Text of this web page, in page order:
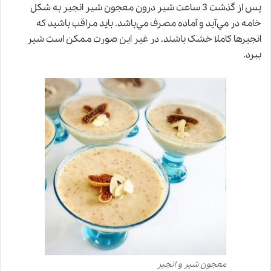
پس از گذشت 3 ساعت شير درون معجون شير انجير به شكل
خامه در مي‌آيد و آماده مصرف مي‌باشد. باید مراقب باشید که
انجیرها کاملا خشک باشند. در غیر این صورت ممکن است شیر
ببرد.
معجون شیر و انجیر